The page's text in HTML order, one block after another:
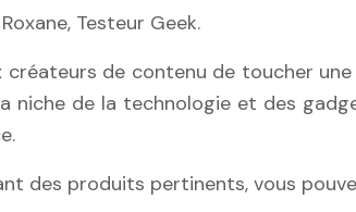
Testeur Geek.
de contenu de toucher
niche de la technologie et des
des produits pertinents, vous